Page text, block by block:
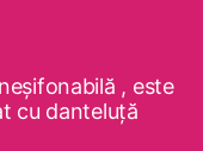
, este
cu danteluţă